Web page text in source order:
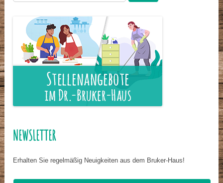
nach:
NEWSLETTER
Erhalten Sie regelmäßig Neuigkeiten aus dem Bruker-Haus!